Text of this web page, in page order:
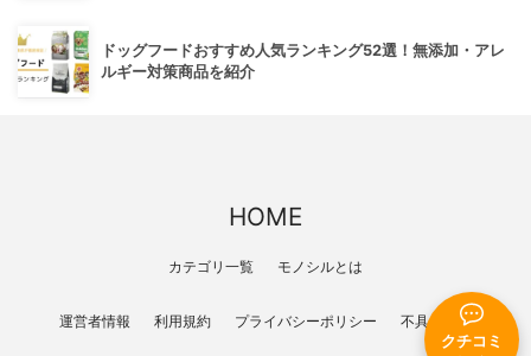
クチコミ
ドッグフードおすすめ人気ランキング52選！無添加・アレ
ルギー対策商品を紹介
HOME
カテゴリ一覧 モノシルとは
運営者情報 利用規約 プライバシーポリシー 不具合報告